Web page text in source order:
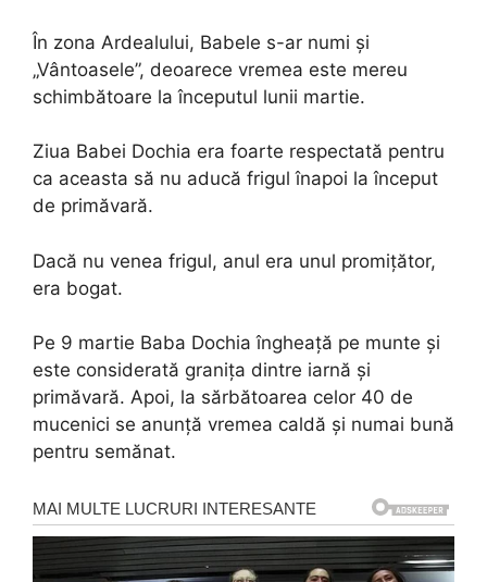
În zona Ardealului, Babele s-ar numi și
„Vântoasele”, deoarece vremea este mereu
schimbătoare la începutul lunii martie.
Ziua Babei Dochia era foarte respectată pentru
ca aceasta să nu aducă frigul înapoi la început
de primăvară.
Dacă nu venea frigul, anul era unul promițător,
era bogat.
Pe 9 martie Baba Dochia îngheață pe munte și
este considerată granița dintre iarnă și
primăvară. Apoi, la sărbătoarea celor 40 de
mucenici se anunță vremea caldă și numai bună
pentru semănat.